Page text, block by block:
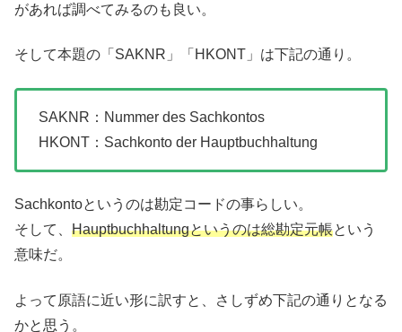
があれば調べてみるのも良い。
そして本題の「SAKNR」「HKONT」は下記の通り。
SAKNR：Nummer des Sachkontos
HKONT：Sachkonto der Hauptbuchhaltung
Sachkontoというのは勘定コードの事らしい。
そして、 Hauptbuchhaltungというのは総勘定元帳という
意味だ。
よって原語に近い形に訳すと、さしずめ下記の通りとなる
かと思う。